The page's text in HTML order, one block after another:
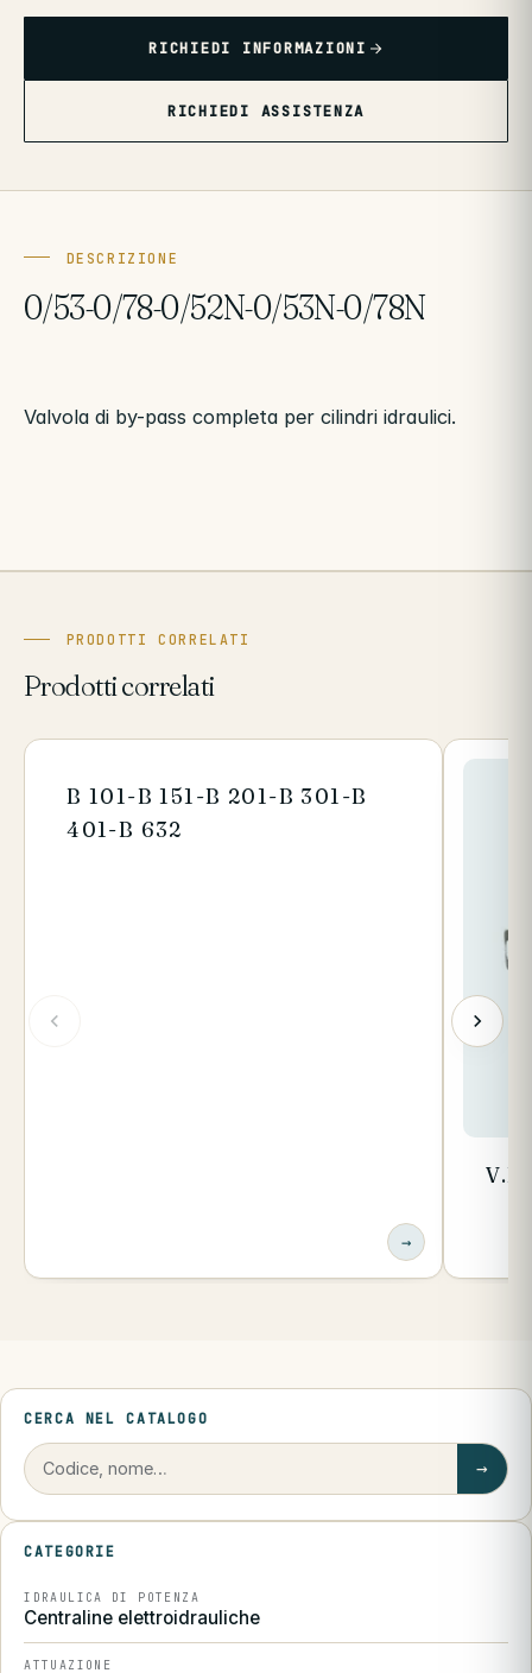
RICHIEDI INFORMAZIONI
RICHIEDI ASSISTENZA
DESCRIZIONE
0/53-0/78-0/52N-0/53N-0/78N
Valvola di by-pass completa per cilindri idraulici.
PRODOTTI CORRELATI
Prodotti correlati
B 101-B 151-B 201-B 301-B
401-B 632
→
CERCA NEL CATALOGO
→
CATEGORIE
IDRAULICA DI POTENZA
Centraline elettroidrauliche
ATTUAZIONE